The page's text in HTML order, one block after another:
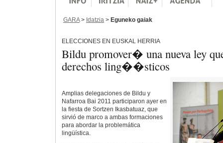
GARA> Idatzia > Eguneko gaiak
ELECCIONES EN EUSKAL HERRIA
Bildu promover� una nueva ley
derechos ling��sticos
Amplias delegaciones de Bildu y
Nafarroa Bai 2011 participaron ayer en
la fiesta de Sortzen Ikasbatuaz, que
sirvió de marco a ambas formaciones
para abordar la problemática
lingüística.